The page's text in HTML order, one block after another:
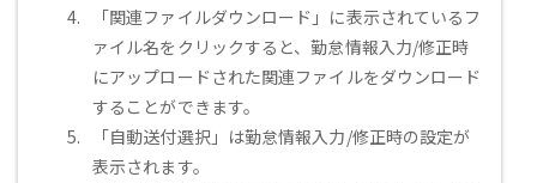
「関連ファイルダウンロード」に表示されているフ
ァイル名をクリックすると、勤怠情報入力/修正時
にアップロードされた関連ファイルをダウンロード
することができます。
「自動送付選択」は勤怠情報入力/修正時の設定が
表示されます。